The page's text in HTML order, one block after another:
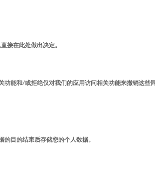
接在此处做出决定。
功能和/或拒绝仅对我们的应用访问相关功能来撤销这些
目的结束后存储您的个人数据。